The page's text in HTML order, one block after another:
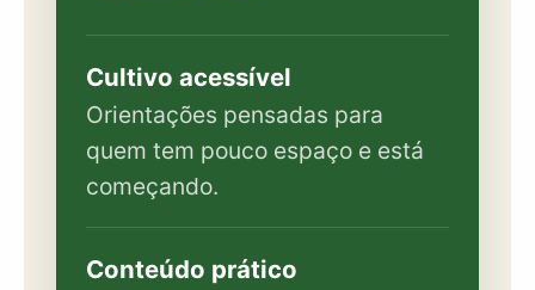
Cultivo acessível
Orientações pensadas para
quem tem pouco espaço e está
começando.
Conteúdo prático